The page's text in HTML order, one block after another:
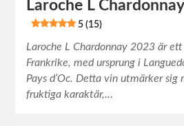
Laroche L
5 (15)
Laroche L Chardonnay 2023 är
Frankrike, med ursprung i
Pays d’Oc. Detta vin utmärker sig
fruktiga karaktär,…